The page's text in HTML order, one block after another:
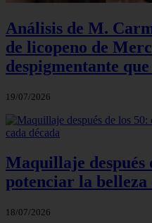
Análisis de M.
de licopeno de
despigmentante
19/07/2026
Maquillaje después
potenciar la belleza
18/07/2026